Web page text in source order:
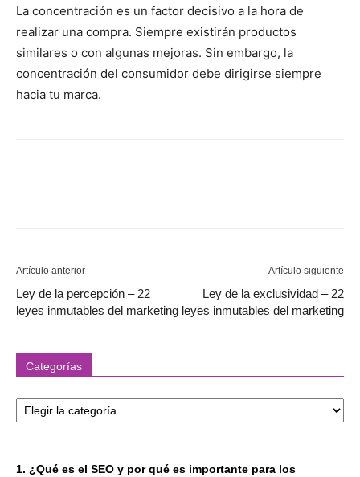
La concentración es un factor decisivo a la hora de
realizar una compra. Siempre existirán productos
similares o con algunas mejoras. Sin embargo, la
concentración del consumidor debe dirigirse siempre
hacia tu marca.
Artículo anterior
Ley de la percepción – 22
leyes inmutables del marketing
Artículo siguiente
Ley de la exclusividad – 22
leyes inmutables del marketing
Categorías
Categorías
1. ¿Qué es el SEO y por qué es importante para los